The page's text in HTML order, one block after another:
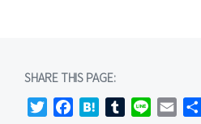
p
o
s
t
s
t
:
SHARE THIS PAGE: